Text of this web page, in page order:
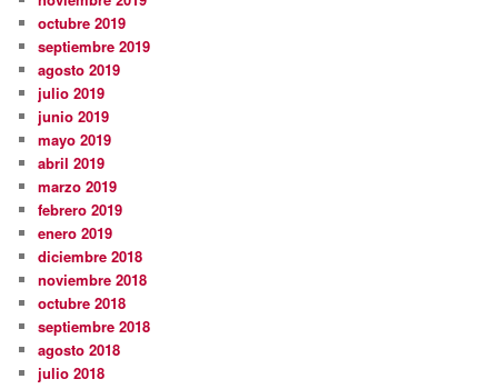
octubre 2019
septiembre 2019
agosto 2019
julio 2019
junio 2019
mayo 2019
abril 2019
marzo 2019
febrero 2019
enero 2019
diciembre 2018
noviembre 2018
octubre 2018
septiembre 2018
agosto 2018
julio 2018